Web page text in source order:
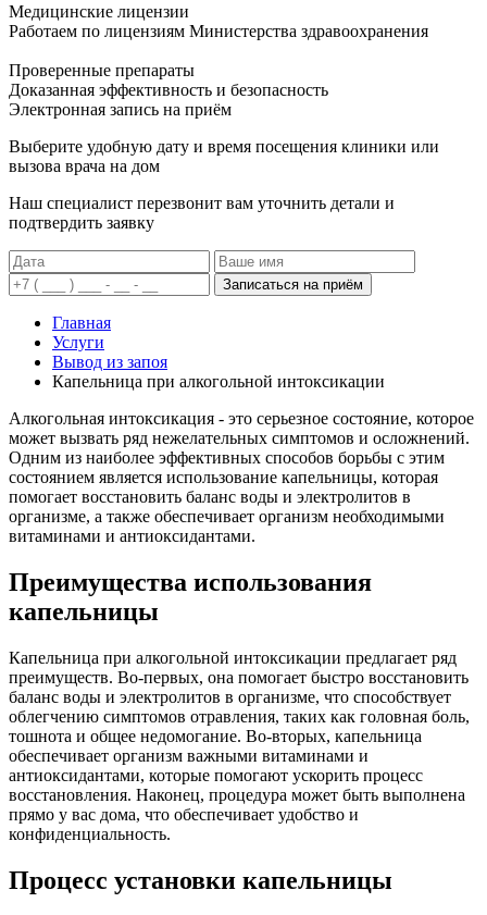
Медицинские лицензии
Работаем по лицензиям Министерства здравоохранения
Проверенные препараты
Доказанная эффективность и безопасность
Электронная запись на приём
Выберите удобную дату и время посещения клиники или
вызова врача на дом
Наш специалист перезвонит вам уточнить детали и
подтвердить заявку
Записаться на приём
Главная
Услуги
Вывод из запоя
Капельница при алкогольной интоксикации
Алкогольная интоксикация - это серьезное состояние, которое
может вызвать ряд нежелательных симптомов и осложнений.
Одним из наиболее эффективных способов борьбы с этим
состоянием является использование капельницы, которая
помогает восстановить баланс воды и электролитов в
организме, а также обеспечивает организм необходимыми
витаминами и антиоксидантами.
Преимущества использования
капельницы
Капельница при алкогольной интоксикации предлагает ряд
преимуществ. Во-первых, она помогает быстро восстановить
баланс воды и электролитов в организме, что способствует
облегчению симптомов отравления, таких как головная боль,
тошнота и общее недомогание. Во-вторых, капельница
обеспечивает организм важными витаминами и
антиоксидантами, которые помогают ускорить процесс
восстановления. Наконец, процедура может быть выполнена
прямо у вас дома, что обеспечивает удобство и
конфиденциальность.
Процесс установки капельницы